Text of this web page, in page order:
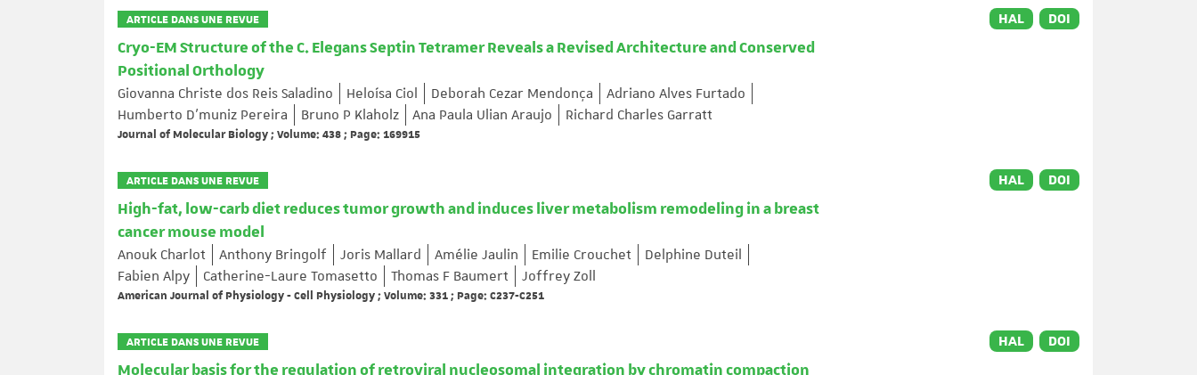
ARTICLE DANS UNE REVUE
Cryo-EM Structure of the C. Elegans Septin Tetramer Reveals a Revised Architecture and Conserved
Positional Orthology
Giovanna Christe dos Reis Saladino Heloísa Ciol Deborah Cezar Mendonça
Adriano Alves Furtado
Humberto D’muniz Pereira
Bruno P Klaholz Ana Paula Ulian Araujo Richard Charles Garratt
Journal of Molecular Biology ; Volume: 438 ; Page: 169915
HAL DOI
ARTICLE DANS UNE REVUE
High-fat, low-carb diet reduces tumor growth and induces liver metabolism remodeling in a breast
cancer mouse model
Anouk Charlot Anthony Bringolf Joris Mallard Amélie Jaulin Emilie Crouchet
Delphine Duteil
Fabien Alpy
Catherine-Laure Tomasetto Thomas F Baumert Joffrey Zoll
American Journal of Physiology - Cell Physiology ; Volume: 331 ; Page: C237-C251
HAL DOI
ARTICLE DANS UNE REVUE
Molecular basis for the regulation of retroviral nucleosomal integration by chromatin compaction
HAL DOI